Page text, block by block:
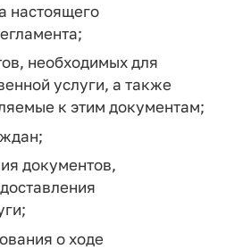
настоящего
необходимых для
услуги, а также
к этим документам;
документов,
о ходе